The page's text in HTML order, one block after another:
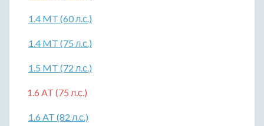
1.4 MT (60 л.с.)
1.4 MT (75 л.с.)
1.5 MT (72 л.с.)
1.6 AT (75 л.с.)
1.6 AT (82 л.с.)